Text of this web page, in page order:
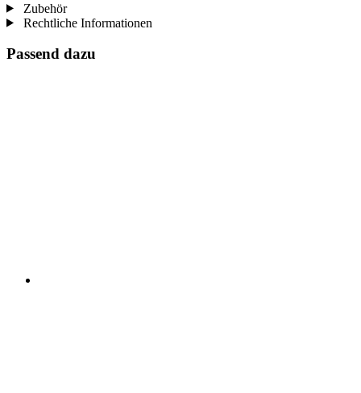
Zubehör
Rechtliche Informationen
Passend dazu